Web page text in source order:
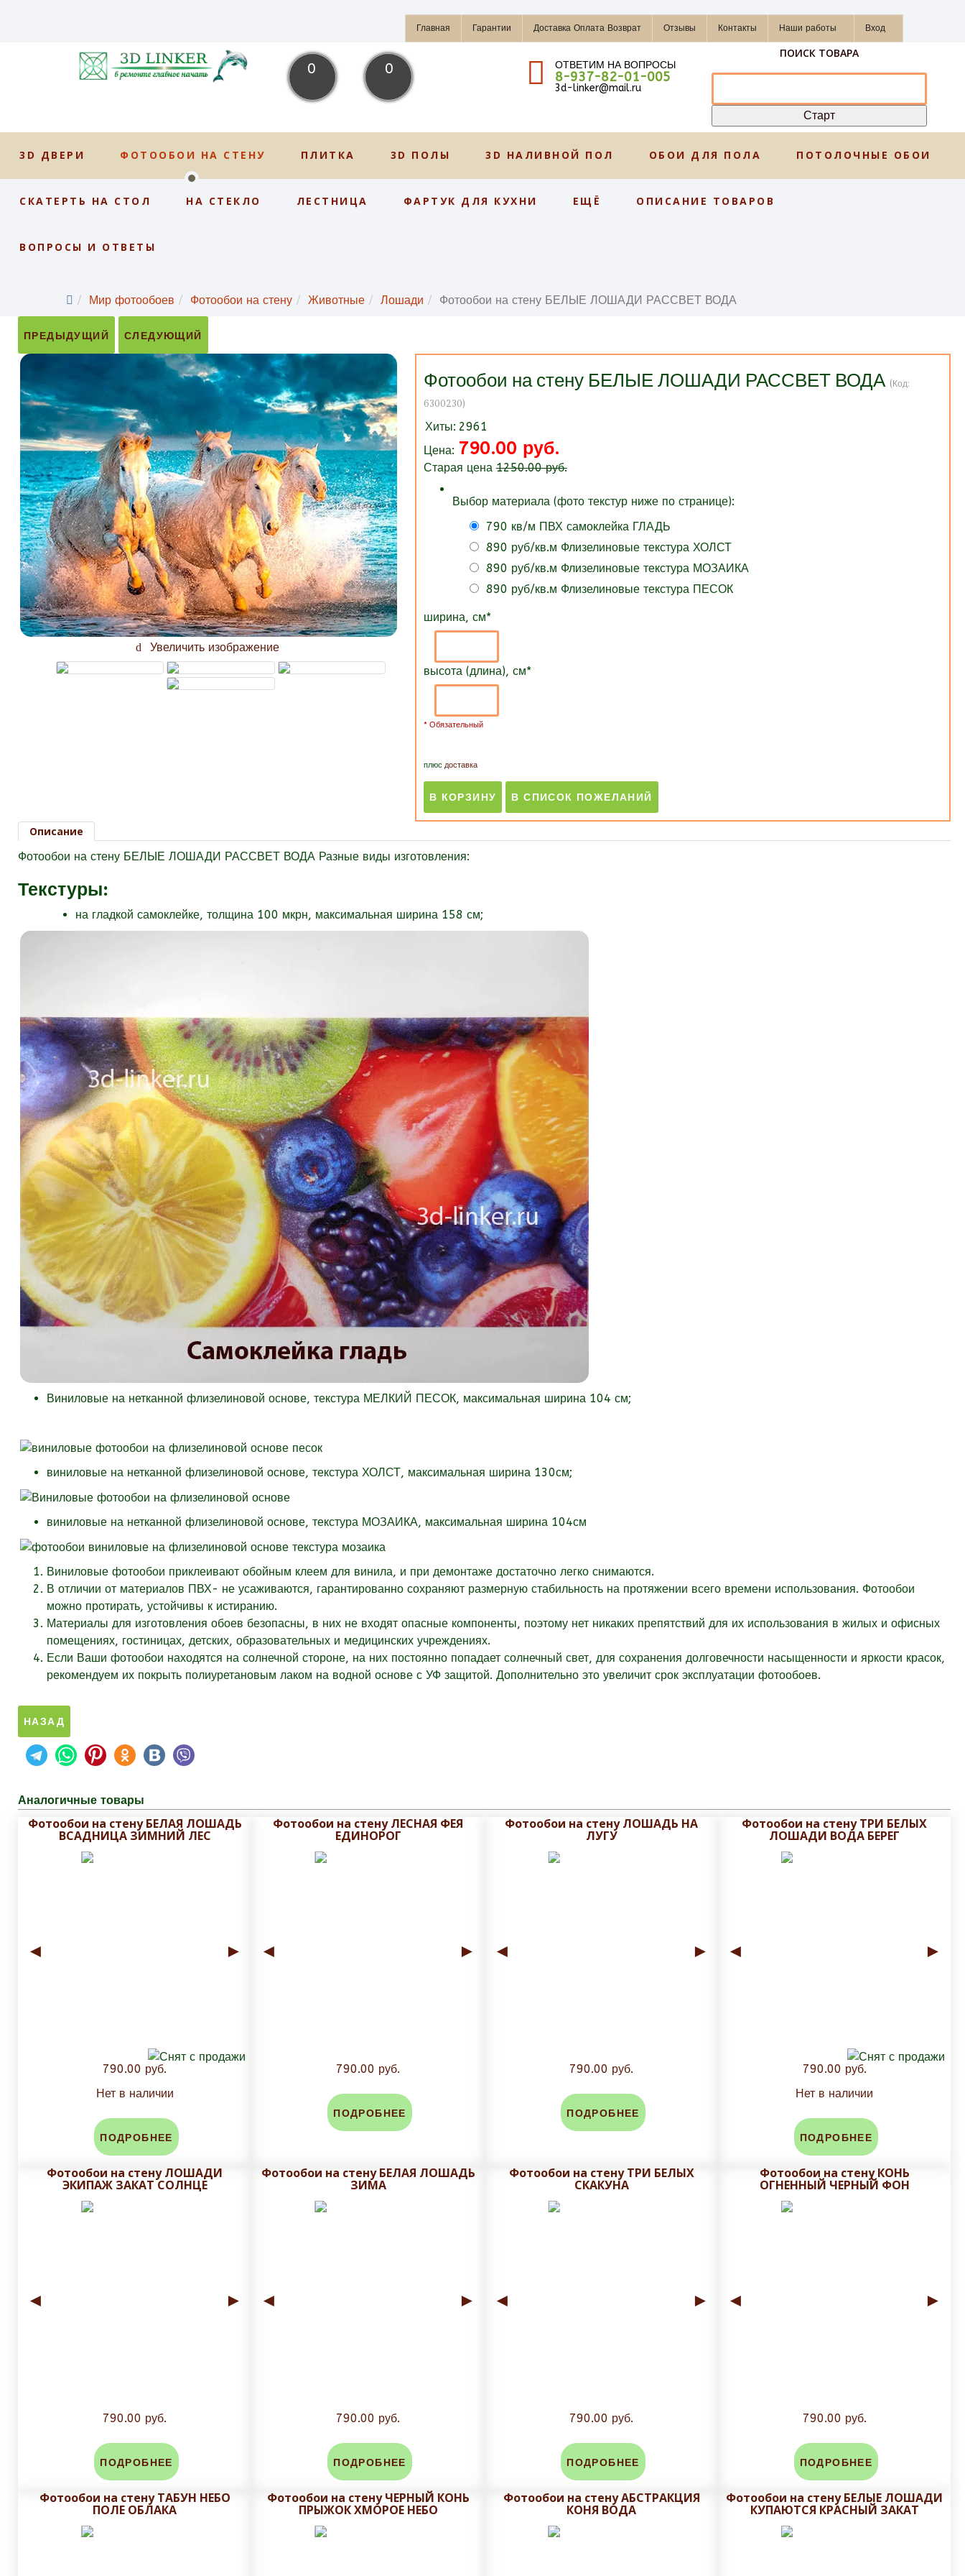
Главная Гарантии Доставка Оплата Возврат Отзывы Контакты Наши работы Вход
0 0 ОТВЕТИМ НА ВОПРОСЫ
8-937-82-01-005
3d-linker@mail.ru
ПОИСК ТОВАРА
3D ДВЕРИ ФОТООБОИ НА СТЕНУ ПЛИТКА 3D ПОЛЫ 3D НАЛИВНОЙ ПОЛ ОБОИ ДЛЯ ПОЛА ПОТОЛОЧНЫЕ ОБОИ
СКАТЕРТЬ НА СТОЛ НА СТЕКЛО ЛЕСТНИЦА ФАРТУК ДЛЯ КУХНИ ЕЩЁ ОПИСАНИЕ ТОВАРОВ
ВОПРОСЫ И ОТВЕТЫ
Мир фотообоев Фотообои на стену Животные Лошади Фотообои на стену БЕЛЫЕ ЛОШАДИ РАССВЕТ ВОДА
ПРЕДЫДУЩИЙ СЛЕДУЮЩИЙ
Увеличить изображение
Фотообои на стену БЕЛЫЕ ЛОШАДИ РАССВЕТ ВОДА (Код:
6300230)
Хиты: 2961
Цена: 790.00 руб.
Старая цена1250.00 руб.
Выбор материала (фото текстур ниже по странице):
790 кв/м ПВХ самоклейка ГЛАДЬ
890 руб/кв.м Флизелиновые текстура ХОЛСТ
890 руб/кв.м Флизелиновые текстура МОЗАИКА
890 руб/кв.м Флизелиновые текстура ПЕСОК
ширина, см*
высота (длина), см*
* Обязательный
плюс доставка
Описание
Фотообои на стену БЕЛЫЕ ЛОШАДИ РАССВЕТ ВОДА Разные виды изготовления:
Текстуры:
на гладкой самоклейке, толщина 100 мкрн, максимальная ширина 158 см;
Виниловые на нетканной флизелиновой основе, текстура МЕЛКИЙ ПЕСОК, максимальная ширина 104 см;
виниловые на нетканной флизелиновой основе, текстура ХОЛСТ, максимальная ширина 130см;
виниловые на нетканной флизелиновой основе, текстура МОЗАИКА, максимальная ширина 104см
Виниловые фотообои приклеивают обойным клеем для винила, и при демонтаже достаточно легко снимаются.
В отличии от материалов ПВХ- не усаживаются, гарантированно сохраняют размерную стабильность на протяжении всего времени использования. Фотообои
можно протирать, устойчивы к истиранию.
Материалы для изготовления обоев безопасны, в них не входят опасные компоненты, поэтому нет никаких препятствий для их использования в жилых и офисных
помещениях, гостиницах, детских, образовательных и медицинских учреждениях.
Если Ваши фотообои находятся на солнечной стороне, на них постоянно попадает солнечный свет, для сохранения долговечности насыщенности и яркости красок,
рекомендуем их покрыть полиуретановым лаком на водной основе с УФ защитой. Дополнительно это увеличит срок эксплуатации фотообоев.
Аналогичные товары
Фотообои на стену БЕЛАЯ ЛОШАДЬ
ВСАДНИЦА ЗИМНИЙ ЛЕС
◄ ►
790.00 руб.
Нет в наличии
ПОДРОБНЕЕ
Фотообои на стену ЛЕСНАЯ ФЕЯ
ЕДИНОРОГ
◄ ►
790.00 руб.
ПОДРОБНЕЕ
Фотообои на стену ЛОШАДЬ НА
ЛУГУ
◄ ►
790.00 руб.
ПОДРОБНЕЕ
Фотообои на стену ТРИ БЕЛЫХ
ЛОШАДИ ВОДА БЕРЕГ
◄ ►
790.00 руб.
Нет в наличии
ПОДРОБНЕЕ
Фотообои на стену ЛОШАДИ
ЭКИПАЖ ЗАКАТ СОЛНЦЕ
◄ ►
790.00 руб.
ПОДРОБНЕЕ
Фотообои на стену БЕЛАЯ ЛОШАДЬ
ЗИМА
◄ ►
790.00 руб.
ПОДРОБНЕЕ
Фотообои на стену ТРИ БЕЛЫХ
СКАКУНА
◄ ►
790.00 руб.
ПОДРОБНЕЕ
Фотообои на стену КОНЬ
ОГНЕННЫЙ ЧЕРНЫЙ ФОН
◄ ►
790.00 руб.
ПОДРОБНЕЕ
Фотообои на стену ТАБУН НЕБО
ПОЛЕ ОБЛАКА
Фотообои на стену ЧЕРНЫЙ КОНЬ
ПРЫЖОК ХМОРОЕ НЕБО
Фотообои на стену АБСТРАКЦИЯ
КОНЯ ВОДА
Фотообои на стену БЕЛЫЕ ЛОШАДИ
КУПАЮТСЯ КРАСНЫЙ ЗАКАТ